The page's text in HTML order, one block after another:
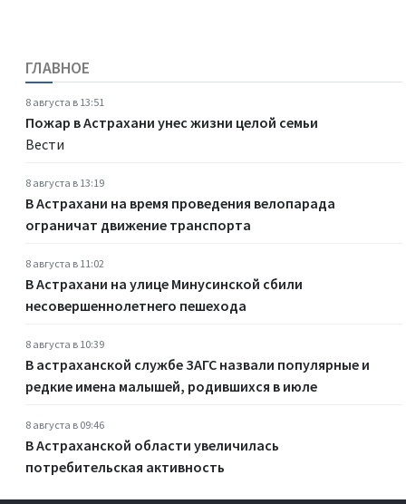
ГЛАВНОЕ
8 августа в 13:51
Пожар в Астрахани унес жизни целой семьи
Вести
8 августа в 13:19
В Астрахани на время проведения велопарада
ограничат движение транспорта
8 августа в 11:02
В Астрахани на улице Минусинской сбили
несовершеннолетнего пешехода
8 августа в 10:39
В астраханской службе ЗАГС назвали популярные и
редкие имена малышей, родившихся в июле
8 августа в 09:46
В Астраханской области увеличилась
потребительская активность